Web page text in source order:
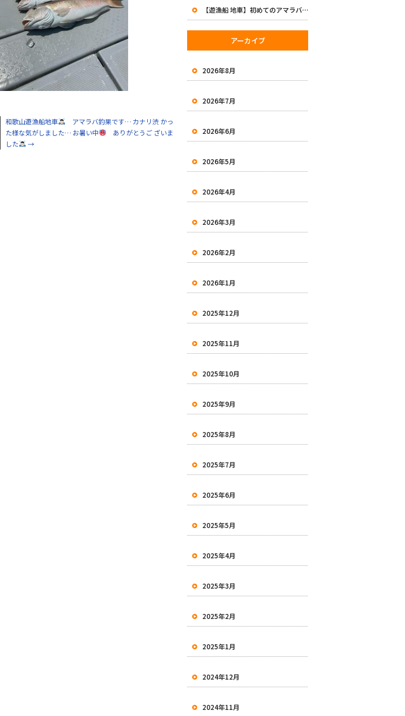
和歌山遊漁船地車
アマラバ釣果です… カナリ渋 かっ
た様な気がしました… お暑い中
ありがとうご ざいま
した
→
【遊漁船 地車】初めてのアマラバで50オーバー2本！有田沖で良型白甘鯛をキャッチ
アーカイブ
2026年8月
2026年7月
2026年6月
2026年5月
2026年4月
2026年3月
2026年2月
2026年1月
2025年12月
2025年11月
2025年10月
2025年9月
2025年8月
2025年7月
2025年6月
2025年5月
2025年4月
2025年3月
2025年2月
2025年1月
2024年12月
2024年11月